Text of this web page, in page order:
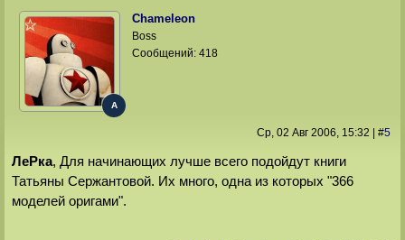
Chameleon
A
Boss
Сообщений:418
Ср, 02 Авг 2006, 15:32 #5
ЛеРка, Для начинающих лучше всего подойдут книги
Татьяны Сержантовой. Их много, одна из которых "366
моделей оригами".